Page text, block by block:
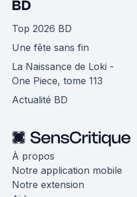
BD
Top 2026 BD
Une fête sans fin
La Naissance de Loki -
One Piece, tome 113
Actualité BD
À propos
Notre application mobile
Notre extension